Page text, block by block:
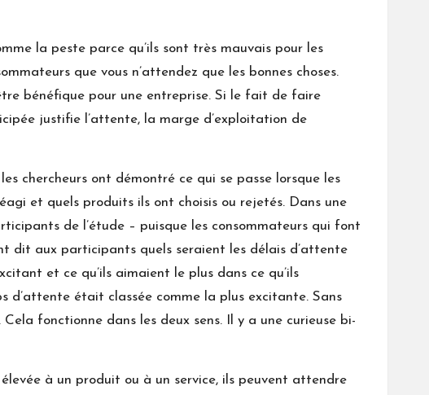
la peste parce qu’ils sont très mauvais pour les
que vous n’attendez que les bonnes choses.
bénéfique pour une entreprise. Si le fait de faire
justifie l’attente, la marge d’exploitation de
chercheurs ont démontré ce qui se passe lorsque les
et quels produits ils ont choisis ou rejetés. Dans une
de l’étude – puisque les consommateurs qui font
dit aux participants quels seraient les délais d’attente
et ce qu’ils aimaient le plus dans ce qu’ils
d’attente était classée comme la plus excitante. Sans
fonctionne dans les deux sens. Il y a une curieuse bi-
à un produit ou à un service, ils peuvent attendre